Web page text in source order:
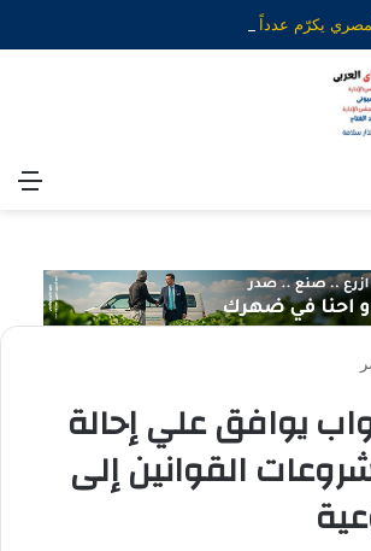
يوافق علي إحالة
القوانين إلى